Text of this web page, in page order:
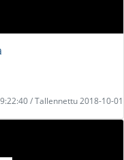
/ Tallennettu 2018-10-01